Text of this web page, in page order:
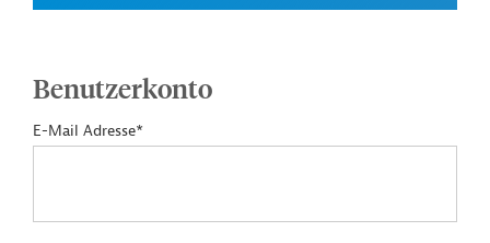
Benutzerkonto
E-Mail Adresse*